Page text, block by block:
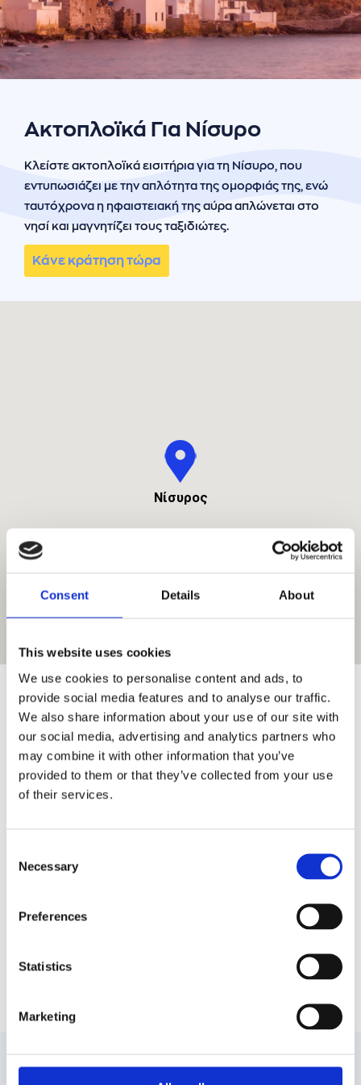
Consent Details About
This website uses cookies
We use cookies to personalise content and ads, to
provide social media features and to analyse our traffic.
We also share information about your use of our site with
our social media, advertising and analytics partners who
may combine it with other information that you’ve
provided to them or that they’ve collected from your use
of their services.
Selection
Necessary
Preferences
Statistics
Marketing
απορρήτου
Cookies
Ακτοπλοϊκά Για Νίσυρο
Κλείστε ακτοπλοϊκά εισιτήρια για τη Νίσυρο, που
εντυπωσιάζει με την απλότητα της ομορφιάς της, ενώ
ταυτόχρονα η ηφαιστειακή της αύρα απλώνεται στο
νησί και μαγνητίζει τους ταξιδιώτες.
Κάνε κράτηση τώρα
Νίσυρος
Νίσυρος Αξιοθέατα - Τι να δω στη
Νίσυρο
τρεις επισκέψεις στο Ηφαίστειο!
Η θέα από την Παναγιά την Σπηλιανή, μια από τις πιο
Δοκιμάστε την τρυγιά, το παραδοσιακό τυρί μέσα
την κοπανιστή.
Δημοφιλείς προορισμοί